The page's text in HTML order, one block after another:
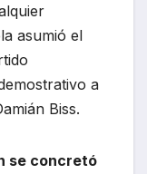
asumió el
a
Biss.
se concretó